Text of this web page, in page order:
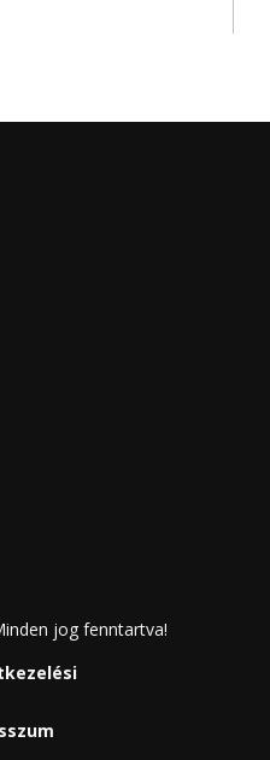
jog fenntartva!